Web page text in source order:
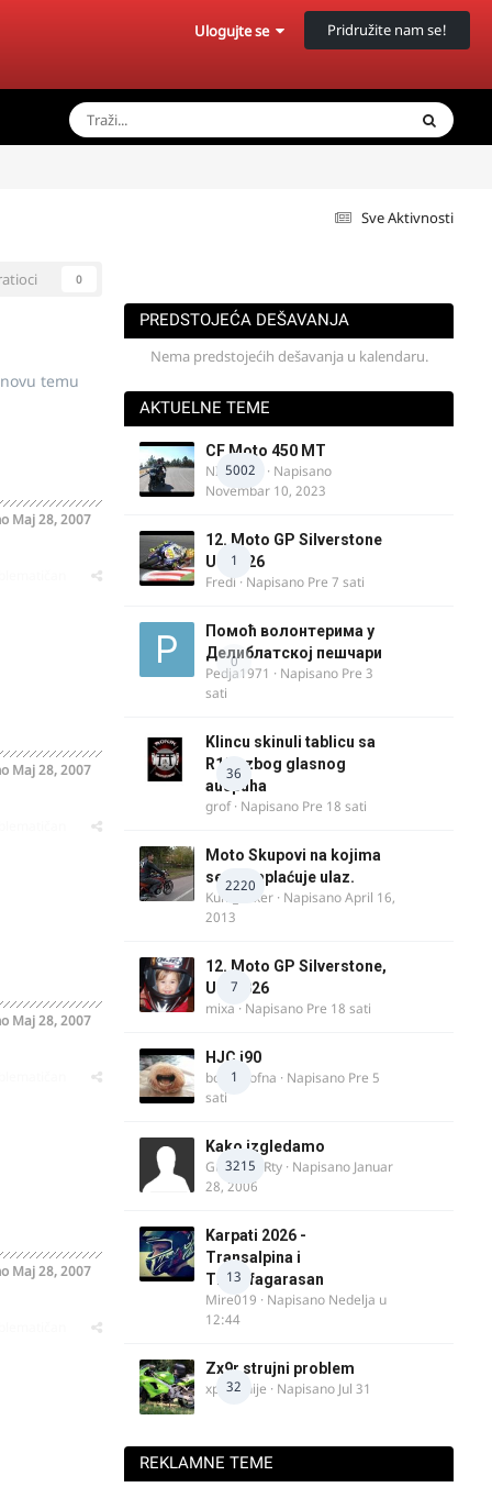
Ulogujte se Pridružite nam se!
Sve Aktivnosti
0
temu
Maj 28, 2007
Maj 28, 2007
Maj 28, 2007
Maj 28, 2007
PREDSTOJEĆA DEŠAVANJA
Nema predstojećih dešavanja u kalendaru.
AKTUELNE TEME
5002
CF Moto 450 MT
NIKOLA 1
· Napisano
Novembar 10, 2023
1
12. Moto GP Silverstone
UK 2026
Fredi · Napisano Pre 7 sati
0
Помоћ волонтерима у
Делиблатској пешчари
Pedja1971 · Napisano Pre 3
sati
36
Klincu skinuli tablicu sa
R125 zbog glasnog
auspuha
grof· Napisano Pre 18 sati
2220
Moto Skupovi na kojima
se ne naplaćuje ulaz.
Kum_Mixer · NapisanoApril 16,
2013
7
12. Moto GP Silverstone,
UK, 2026
mixa · Napisano Pre 18 sati
1
HJC i90
bobi_krofna · Napisano Pre 5
sati
3215
Kako izgledamo
Guest diRRty · Napisano Januar
28, 2006
13
Karpati 2026 -
Transalpina i
Transfagarasan
Mire019 · Napisano Nedelja u
12:44
32
Zx9r strujni problem
xpetronije · Napisano Jul 31
REKLAMNE TEME